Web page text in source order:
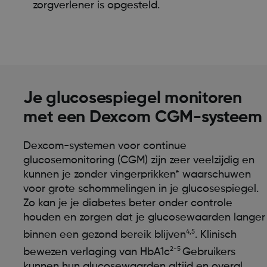
zorgverlener is opgesteld.
Je glucosespiegel monitoren
met een Dexcom CGM-systeem
Dexcom-systemen voor continue
glucosemonitoring (CGM) zijn zeer veelzijdig en
kunnen je zonder vingerprikken* waarschuwen
voor grote schommelingen in je glucosespiegel.
Zo kan je je diabetes beter onder controle
houden en zorgen dat je glucosewaarden langer
binnen een gezond bereik blijven4,5. Klinisch
bewezen verlaging van HbA1c2-5 Gebruikers